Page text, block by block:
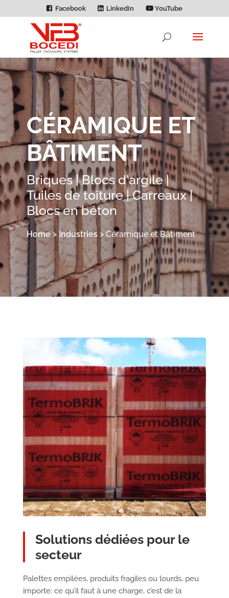
Facebook LinkedIn YouTube
CÉRAMIQUE ET
BÂTIMENT
Briques | Blocs d'argile |
Tuiles de toiture | Carreaux |
Blocs en béton
Home >Industries> Céramique et Bâtiment
Solutions dédiées pour le
secteur
Palettes empilées, produits fragiles ou lourds, peu
importe: ce qu’il faut à une charge, c’est de la